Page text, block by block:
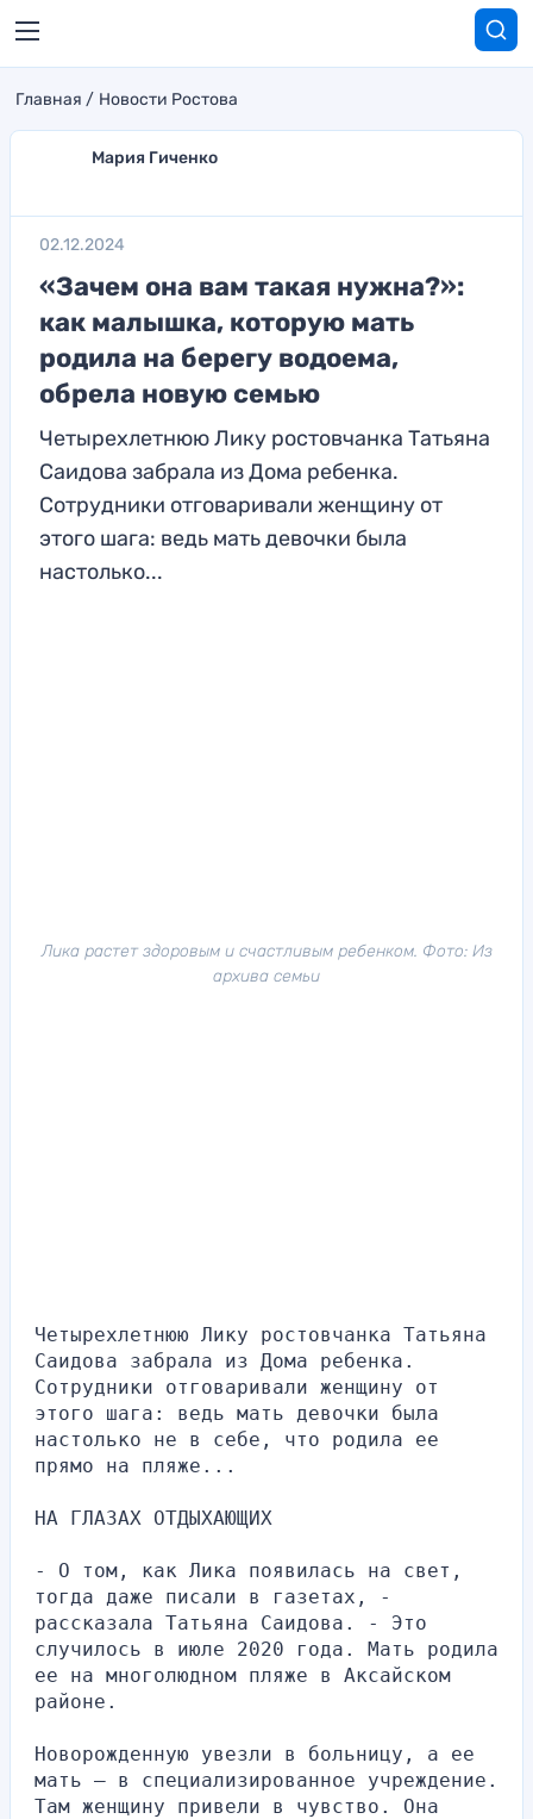
Главная Новости Ростова
Мария Гиченко
02.12.2024
«Зачем она вам такая нужна?»:
как малышка, которую мать
родила на берегу водоема,
обрела новую семью
Четырехлетнюю Лику ростовчанка Татьяна
Саидова забрала из Дома ребенка.
Сотрудники отговаривали женщину от
этого шага: ведь мать девочки была
настолько...
Лика растет здоровым и счастливым ребенком. Фото: Из
архива семьи
Четырехлетнюю Лику ростовчанка Татьяна
Саидова забрала из Дома ребенка.
Сотрудники отговаривали женщину от
этого шага: ведь мать девочки была
настолько не в себе, что родила ее
прямо на пляже...
НА ГЛАЗАХ ОТДЫХАЮЩИХ
- О том, как Лика появилась на свет,
тогда даже писали в газетах, -
рассказала Татьяна Саидова. - Это
случилось в июле 2020 года. Мать родила
ее на многолюдном пляже в Аксайском
районе.
Новорожденную увезли в больницу, а ее
мать — в специализированное учреждение.
Там женщину привели в чувство. Она